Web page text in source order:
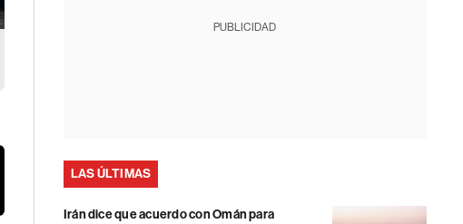
PUBLICIDAD
LAS ÚLTIMAS
Irán dice que acuerdo con Omán para